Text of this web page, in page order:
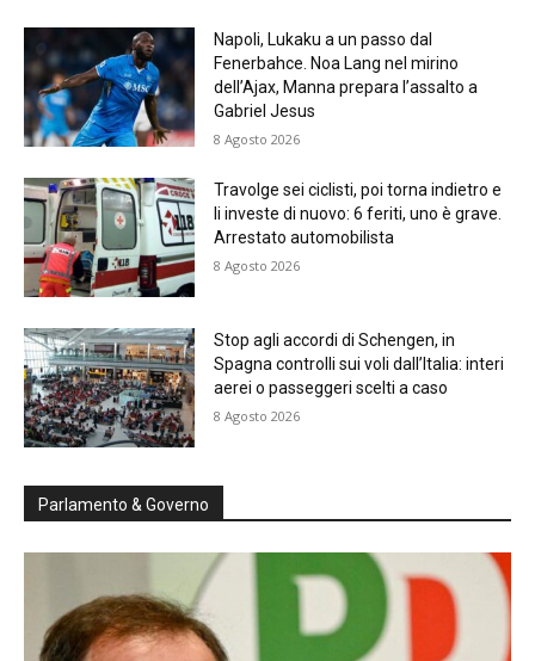
Napoli, Lukaku a un passo dal
Fenerbahce. Noa Lang nel mirino
dell’Ajax, Manna prepara l’assalto a
Gabriel Jesus
8 Agosto 2026
Travolge sei ciclisti, poi torna indietro e
li investe di nuovo: 6 feriti, uno è grave.
Arrestato automobilista
8 Agosto 2026
Stop agli accordi di Schengen, in
Spagna controlli sui voli dall’Italia: interi
aerei o passeggeri scelti a caso
8 Agosto 2026
Parlamento & Governo